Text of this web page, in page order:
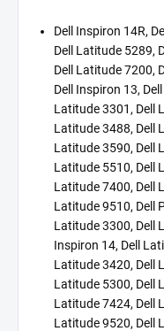
Dell Inspiron 14R,
Dell Latitude 5289,
Dell Latitude 7200,
Dell Inspiron 13,
Latitude 3301, Dell
Latitude 3488, Dell
Latitude 3590, Dell
Latitude 5510, Dell
Latitude 7400, Dell
Latitude 9510, Dell
Latitude 3300, Dell
Inspiron 14, Dell
Latitude 3420, Dell
Latitude 5300, Dell
Latitude 7424, Dell
Latitude 9520, Dell